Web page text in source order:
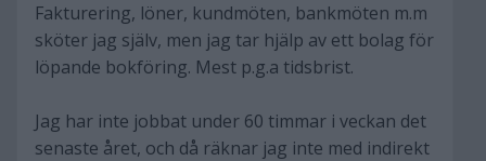
Fakturering, löner, kundmöten, bankmöten m.m
sköter jag själv, men jag tar hjälp av ett bolag för
löpande bokföring. Mest p.g.a tidsbrist.
Jag har inte jobbat under 60 timmar i veckan det
senaste året, och då räknar jag inte med indirekt